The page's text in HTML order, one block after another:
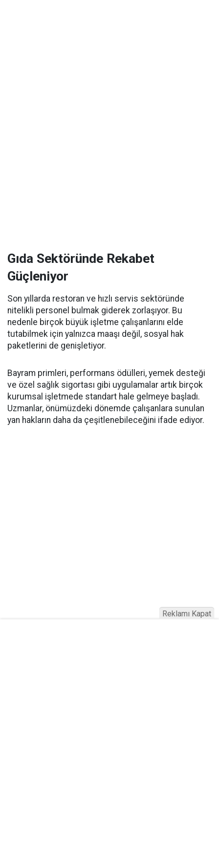
Gıda Sektöründe Rekabet
Güçleniyor
Son yıllarda restoran ve hızlı servis sektöründe
nitelikli personel bulmak giderek zorlaşıyor. Bu
nedenle birçok büyük işletme çalışanlarını elde
tutabilmek için yalnızca maaşı değil, sosyal hak
paketlerini de genişletiyor.
Bayram primleri, performans ödülleri, yemek desteği
ve özel sağlık sigortası gibi uygulamalar artık birçok
kurumsal işletmede standart hale gelmeye başladı.
Uzmanlar, önümüzdeki dönemde çalışanlara sunulan
yan hakların daha da çeşitlenebileceğini ifade ediyor.
Reklamı Kapat